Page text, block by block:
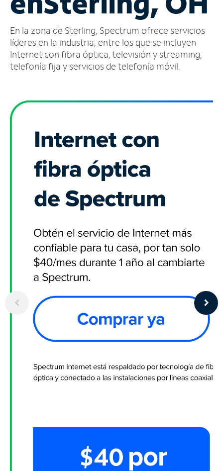
cuenta
Encuentra
una
tienda
En la zona de Sterling, Spectrum ofrece servicios
líderes en la industria, entre los que se incluyen
Internet con fibra óptica, televisión y streaming,
telefonía fija y servicios de telefonía móvil.